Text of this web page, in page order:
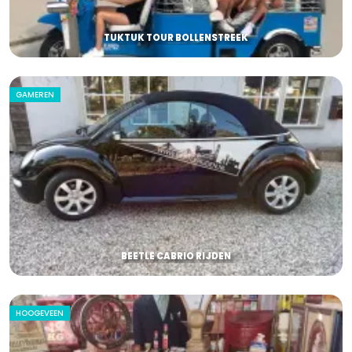
TUKTUK TOUR BOLLENSTREEK
GAMEREN
BEETLE CABRIO RIJDEN
HOOGEVEEN